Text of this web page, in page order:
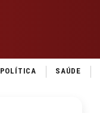
POLÍTICA SAÚDE